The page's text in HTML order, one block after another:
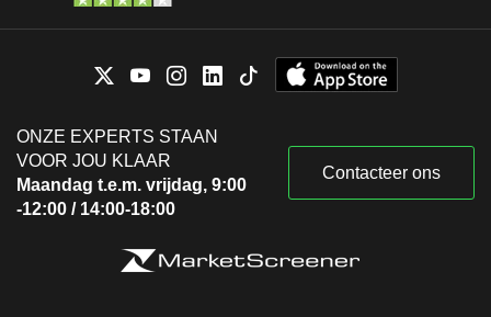
ONZE EXPERTS STAAN
VOOR JOU KLAAR
Maandag t.e.m. vrijdag, 9:00
-12:00 / 14:00-18:00
Contacteer ons